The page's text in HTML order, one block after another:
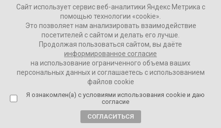
отрасли. Дело в том, что один из крупнейших
китайских операторов недвижимости Evergrande Group
находится в преддефолтном состоянии, суммарный
долг компании на данный момент превышает более
Экономист и научный сотрудник Китайского центра
Оксфордского университетаДжордж Магнус
полагает, что в ближайшее время вторая по величине
экономика мира столкнется с большими долговыми
Сайт использует сервис веб-аналитики Яндекс Метрика с
помощью технологии «cookie».
Это позволяет нам анализировать взаимодействие
посетителей с сайтом и делать его лучше.
Продолжая пользоваться сайтом, вы даёте
информированное согласие
на использование ограниченного объема ваших
персональных данных и соглашаетесь с использованием
файлов cookie
Я ознакомлен(а) с условиями использования cookie и даю
согласие
СОГЛАСИТЬСЯ